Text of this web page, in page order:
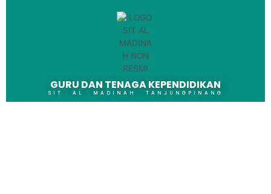
GURU DAN TENAGA KEPENDIDIKAN
SIT AL MADINAH TANJUNGPINANG